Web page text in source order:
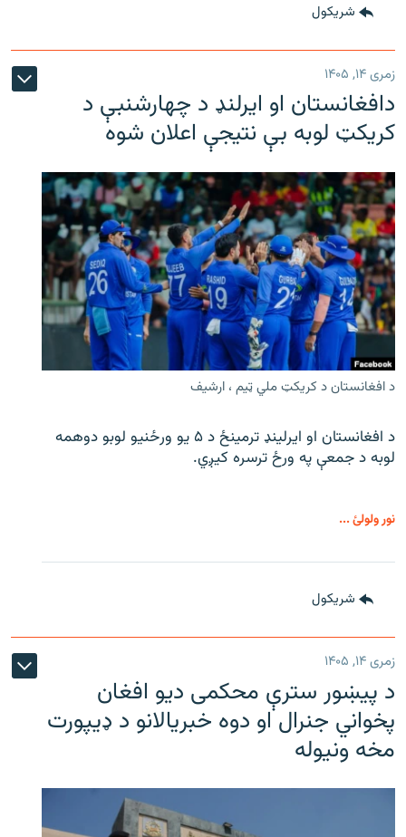
شريکول
زمری ۱۴, ۱۴۰۵
دافغانستان او ایرلنډ د چهارشنبې د
کریکټ لوبه بې نتیجې اعلان شوه
د افغانستان د کریکټ ملي ټیم ، ارشیف
د افغانستان او ایرلینډ ترمینځ د ۵ یو ورځنیو لوبو دوهمه
لوبه د جمعې په ورځ ترسره کیږي.
نور ولولئ ...
شريکول
زمری ۱۴, ۱۴۰۵
د پیښور سترې محکمی دیو افغان
پخواني جنرال او دوه خبریالانو د ډیپورت
مخه ونیوله